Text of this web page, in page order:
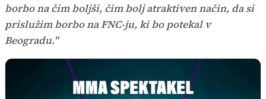
borbo na čim boljši, čim bolj atraktiven način, da si
prislužim borbo na FNC-ju, ki bo potekal v
Beogradu."